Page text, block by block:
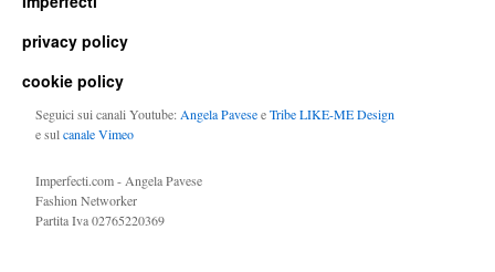
privacy policy
cookie policy
Seguici sui canali Youtube:Angela PaveseeTribe LIKE-ME Design
e sulcanale Vimeo
Imperfecti.com - Angela Pavese
Fashion Networker
Partita Iva 02765220369